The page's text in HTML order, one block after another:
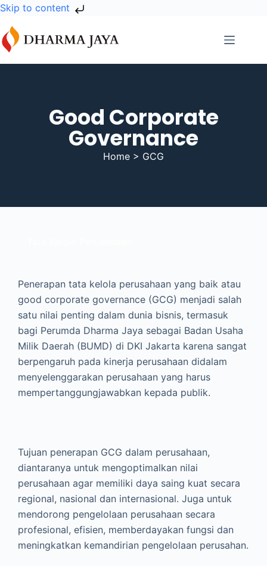
Skip to content
Good Corporate
Governance
Home > GCG
Penerapan tata kelola perusahaan yang baik atau
good corporate governance (GCG) menjadi salah
satu nilai penting dalam dunia bisnis, termasuk
bagi Perumda Dharma Jaya sebagai Badan Usaha
Milik Daerah (BUMD) di DKI Jakarta karena sangat
berpengaruh pada kinerja perusahaan didalam
menyelenggarakan perusahaan yang harus
mempertanggungjawabkan kepada publik.
Tujuan penerapan GCG dalam perusahaan,
diantaranya untuk mengoptimalkan nilai
perusahaan agar memiliki daya saing kuat secara
regional, nasional dan internasional. Juga untuk
mendorong pengelolaan perusahaan secara
profesional, efisien, memberdayakan fungsi dan
meningkatkan kemandirian pengelolaan perusahan.